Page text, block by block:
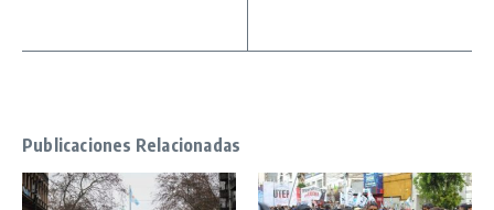
Publicaciones Relacionadas